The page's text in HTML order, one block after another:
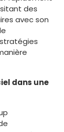
des
avec son
dans une